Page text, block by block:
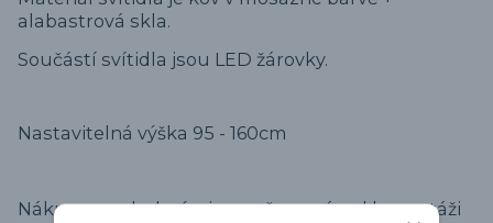
alabastrová skla.
Součástí svítidla jsou LED žárovky.
Nastavitelná výška 95 - 160cm
Nákres s podrobnými rozměry + návod k montáži